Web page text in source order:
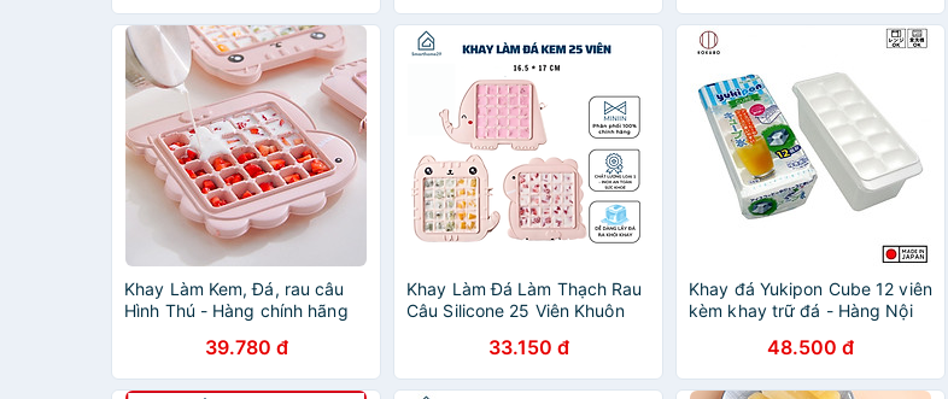
Khay Làm Kem, Đá, rau câu
Hình Thú - Hàng chính hãng
39.780 đ
Khay Làm Đá Làm Thạch Rau
Câu Silicone 25 Viên Khuôn
Đồ Dùng Nhà Bếp - Hàng
Chính Hãng MINIIN
33.150 đ
Khay đá Yukipon Cube 12 viên
kèm khay trữ đá - Hàng Nội
48.500 đ